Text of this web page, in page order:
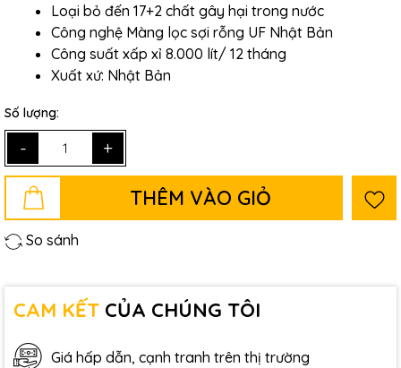
Loại bỏ đến 17+2 chất gây hại trong nước
Công nghệ Màng lọc sợi rỗng UF Nhật Bản
Công suất xấp xỉ 8.000 lít/ 12 tháng
Xuất xứ: Nhật Bản
Số lượng:
- +
THÊM VÀO GIỎ
So sánh
CAM KẾT CỦA CHÚNG TÔI
Giá hấp dẫn, cạnh tranh trên thị trường